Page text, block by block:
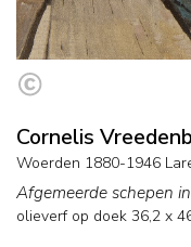
Cornelis
Woerden 1880-1946
Afgemeerde schepen
olieverf op doek 36,2 x